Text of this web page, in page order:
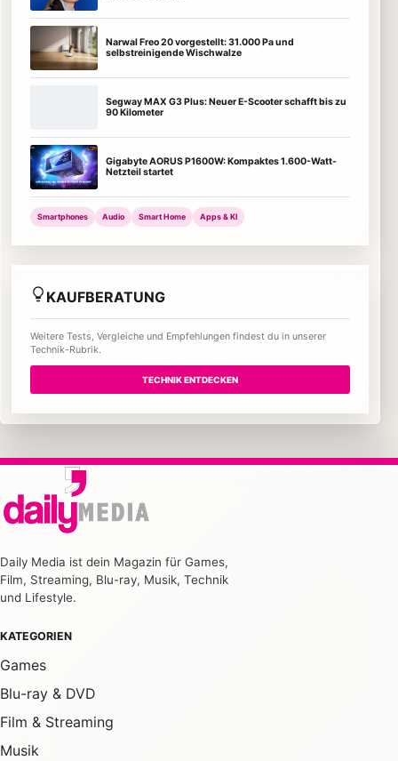
Narwal Freo 20 vorgestellt: 31.000 Pa und
selbstreinigende Wischwalze
Segway MAX G3 Plus: Neuer E-Scooter schafft bis zu
90 Kilometer
Gigabyte AORUS P1600W: Kompaktes 1.600-Watt-
Netzteil startet
Smartphones Audio Smart Home Apps & KI
KAUFBERATUNG
Weitere Tests, Vergleiche und Empfehlungen findest du in unserer
Technik-Rubrik.
TECHNIK ENTDECKEN
Daily Media ist dein Magazin für Games,
Film, Streaming, Blu-ray, Musik, Technik
und Lifestyle.
KATEGORIEN
Games
Blu-ray & DVD
Film & Streaming
Musik